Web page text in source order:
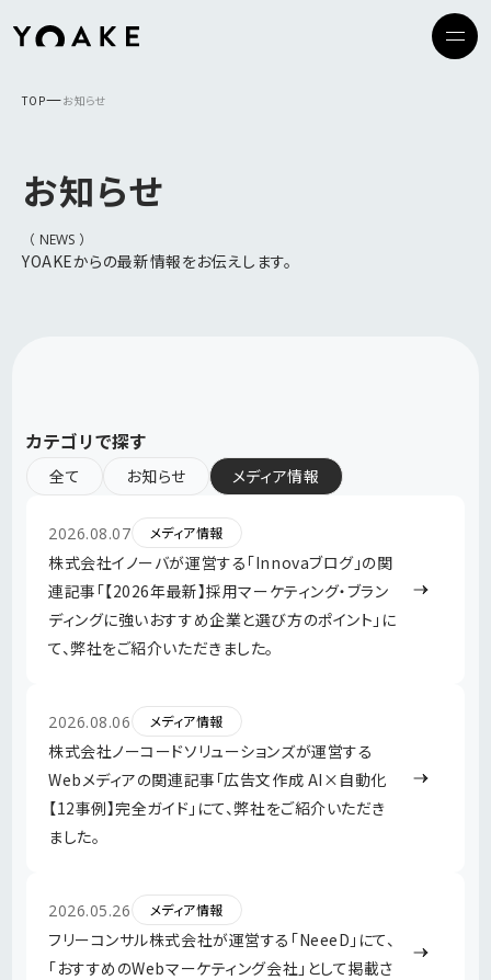
TOP お知らせ
お知らせ
（ NEWS ）
YOAKEからの最新情報をお伝えします。
カテゴリで探す
全て お知らせ メディア情報
2026.08.07 メディア情報
株式会社イノーバが運営する「Innovaブログ」の関
連記事「【2026年最新】採用マーケティング・ブラン
ディングに強いおすすめ企業と選び方のポイント」に
て、弊社をご紹介いただきました。
2026.08.06 メディア情報
株式会社ノーコードソリューションズが運営する
Webメディアの関連記事「広告文作成 AI×自動化
【12事例】完全ガイド」にて、弊社をご紹介いただき
ました。
2026.05.26 メディア情報
フリーコンサル株式会社が運営する「NeeeD」にて、
「おすすめのWebマーケティング会社」として掲載さ
私たちについて
実績・事例
チップス（記事）
採用情報
お問い合わせ
お知らせ
ご提案・協業用お問い合
プライバシーポリシー